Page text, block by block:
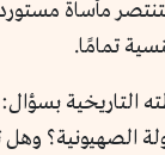
مأساة
تمامًا.
التاريخية
الصهيونية؟ وهل